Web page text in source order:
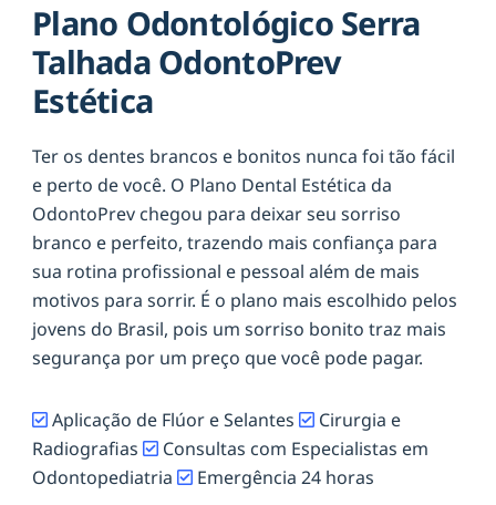
Plano Odontológico Serra
Talhada OdontoPrev
Estética
Ter os dentes brancos e bonitos nunca foi tão fácil
e perto de você. O Plano Dental Estética da
OdontoPrev chegou para deixar seu sorriso
branco e perfeito, trazendo mais confiança para
sua rotina profissional e pessoal além de mais
motivos para sorrir. É o plano mais escolhido pelos
jovens do Brasil, pois um sorriso bonito traz mais
segurança por um preço que você pode pagar.
Aplicação de Flúor e Selantes
Cirurgia e
Radiografias
Consultas com Especialistas em
Odontopediatria
Emergência 24 horas